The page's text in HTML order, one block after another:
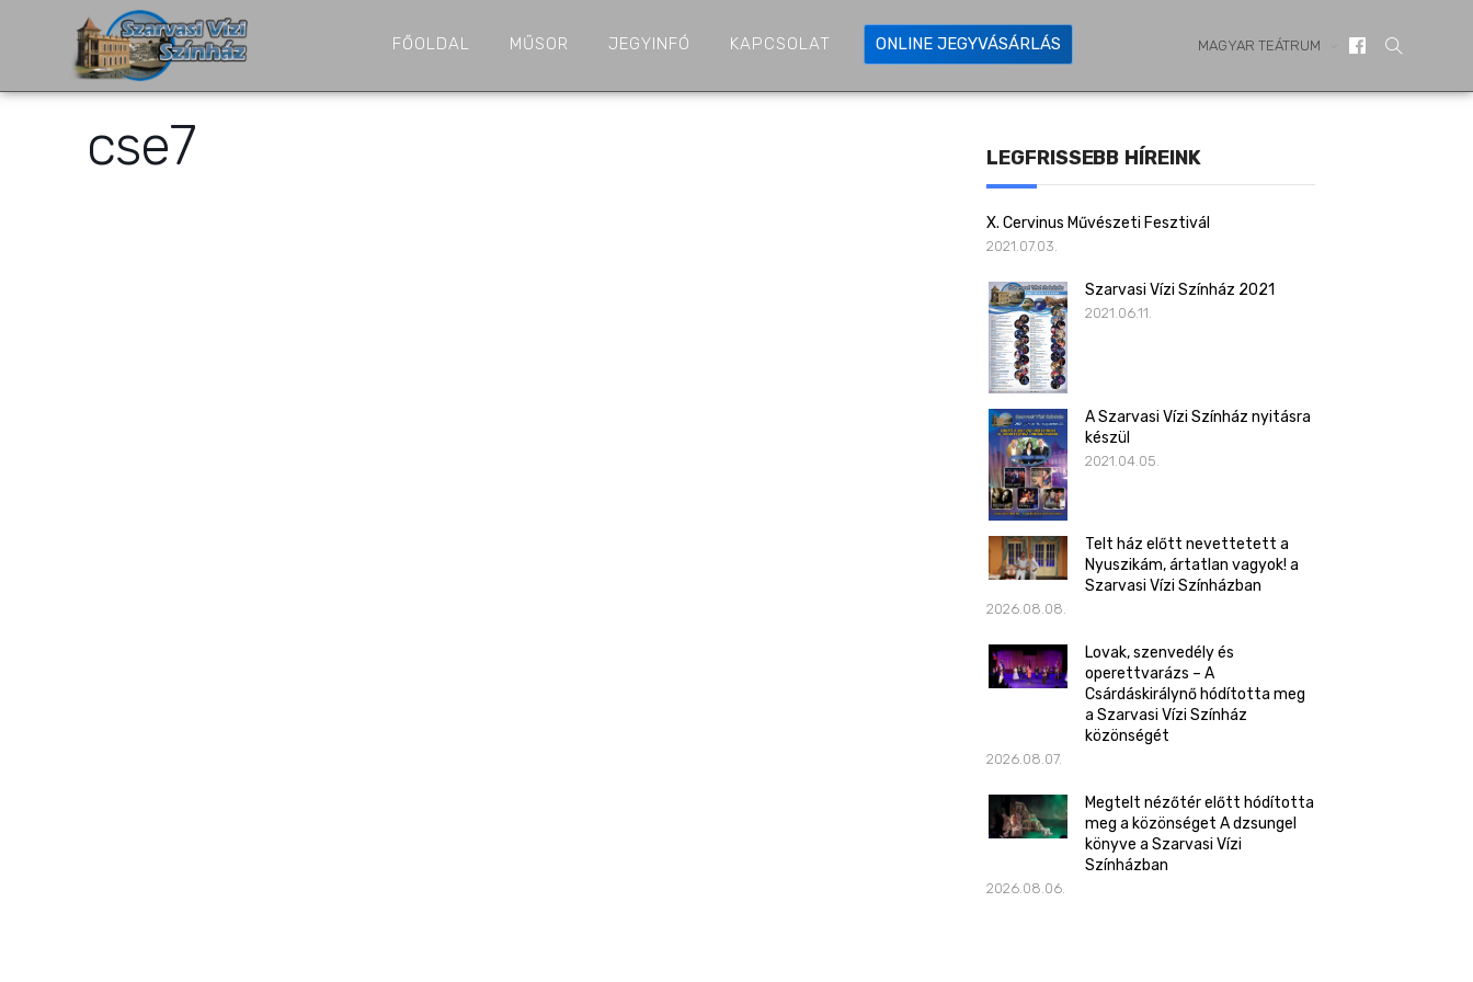
FŐOLDAL MŰSOR JEGYINFÓ KAPCSOLAT ONLINE JEGYVÁSÁRLÁS MAGYAR TEÁTRUM
cse7 LEGFRISSEBB HÍREINK
X. Cervinus Művészeti Fesztivál
2021.07.03.
Szarvasi Vízi Színház 2021
2021.06.11.
A Szarvasi Vízi Színház nyitásra
készül
2021.04.05.
Telt ház előtt nevettetett a
Nyuszikám, ártatlan vagyok! a
Szarvasi Vízi Színházban
2026.08.08.
Lovak, szenvedély és
operettvarázs – A
Csárdáskirálynő hódította meg
a Szarvasi Vízi Színház
közönségét
2026.08.07.
Megtelt nézőtér előtt hódította
meg a közönséget A dzsungel
könyve a Szarvasi Vízi
Színházban
2026.08.06.